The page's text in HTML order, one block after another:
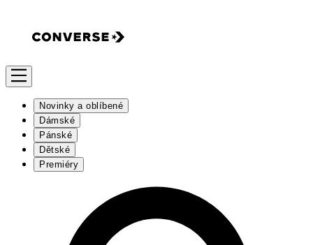
Novinky a oblíbené
Dámské
Pánské
Dětské
Premiéry